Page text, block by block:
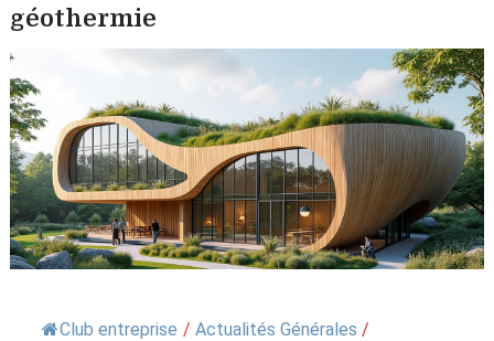
géothermie
Club entreprise / Actualités Générales /